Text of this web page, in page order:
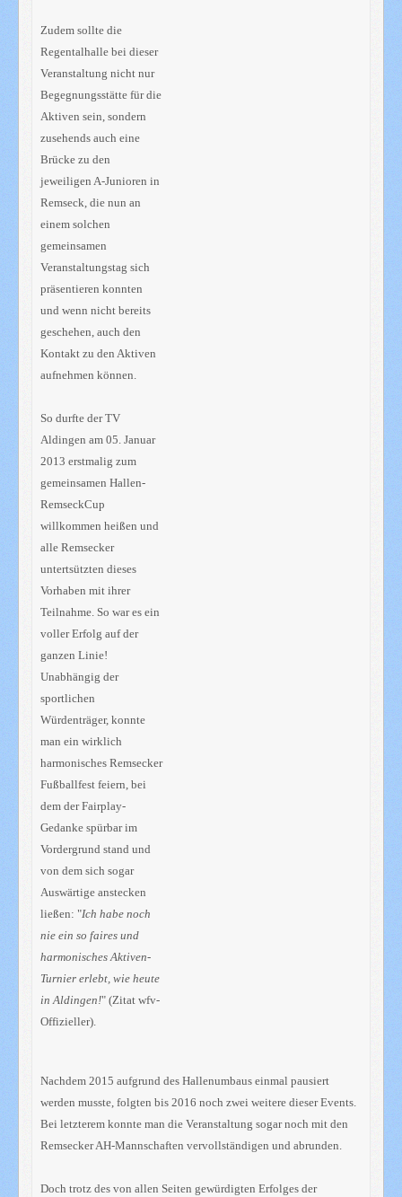
Zudem sollte die
Regentalhalle bei dieser
Veranstaltung nicht nur
Begegnungsstätte für die
Aktiven sein, sondern
zusehends auch eine
Brücke zu den
jeweiligen A-Junioren in
Remseck, die nun an
einem solchen
gemeinsamen
Veranstaltungstag sich
präsentieren konnten
und wenn nicht bereits
geschehen, auch den
Kontakt zu den Aktiven
aufnehmen können.
So durfte der TV
Aldingen am 05. Januar
2013 erstmalig zum
gemeinsamen Hallen-
RemseckCup
willkommen heißen und
alle Remsecker
untertsützten dieses
Vorhaben mit ihrer
Teilnahme. So war es ein
voller Erfolg auf der
ganzen Linie!
Unabhängig der
sportlichen
Würdenträger, konnte
man ein wirklich
harmonisches Remsecker
Fußballfest feiern, bei
dem der Fairplay-
Gedanke spürbar im
Vordergrund stand und
von dem sich sogar
Auswärtige anstecken
ließen: "Ich habe noch
nie ein so faires und
harmonisches Aktiven-
Turnier erlebt, wie heute
in Aldingen!" (Zitat wfv-
Offizieller).
Nachdem 2015 aufgrund des Hallenumbaus einmal pausiert
werden musste, folgten bis 2016 noch zwei weitere dieser Events.
Bei letzterem konnte man die Veranstaltung sogar noch mit den
Remsecker AH-Mannschaften vervollständigen und abrunden.
Doch trotz des von allen Seiten gewürdigten Erfolges der